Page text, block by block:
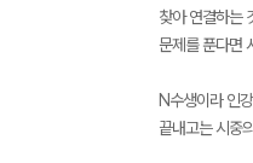
찾아 연결하는
문제를 푼다면
N수생이라 인
끝내고는 시중